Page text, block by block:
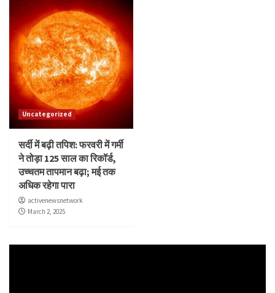
Uncategorized
सर्दी में बढ़ी तपिश: फरवरी में गर्मी
ने तोड़ा 125 साल का रिकॉर्ड,
उच्चतम तापमान बढ़ा; मई तक
अधिक रहेगा पारा
activenewsnetwork
March 2, 2025